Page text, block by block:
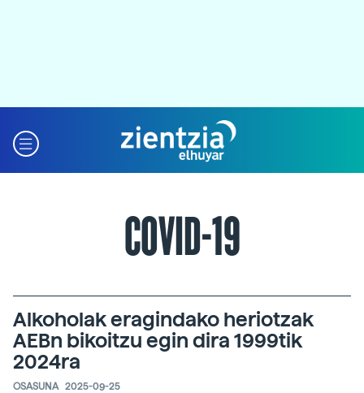
COVID-19
Alkoholak eragindako heriotzak
AEBn bikoitzu egin dira 1999tik
2024ra
OSASUNA 2025-09-25